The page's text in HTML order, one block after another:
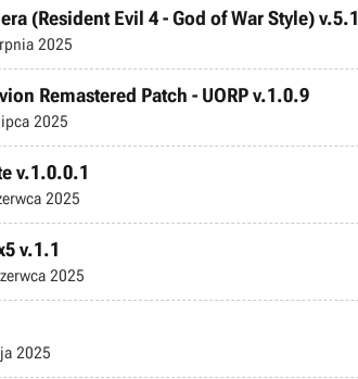
(Resident Evil 4 - God of War Style) v.5.1
2025
Remastered Patch - UORP v.1.0.9
2025
v.1.0.0.1
2025
v.1.1
2025
2025